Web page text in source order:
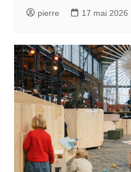
pierre 17 mai 2026